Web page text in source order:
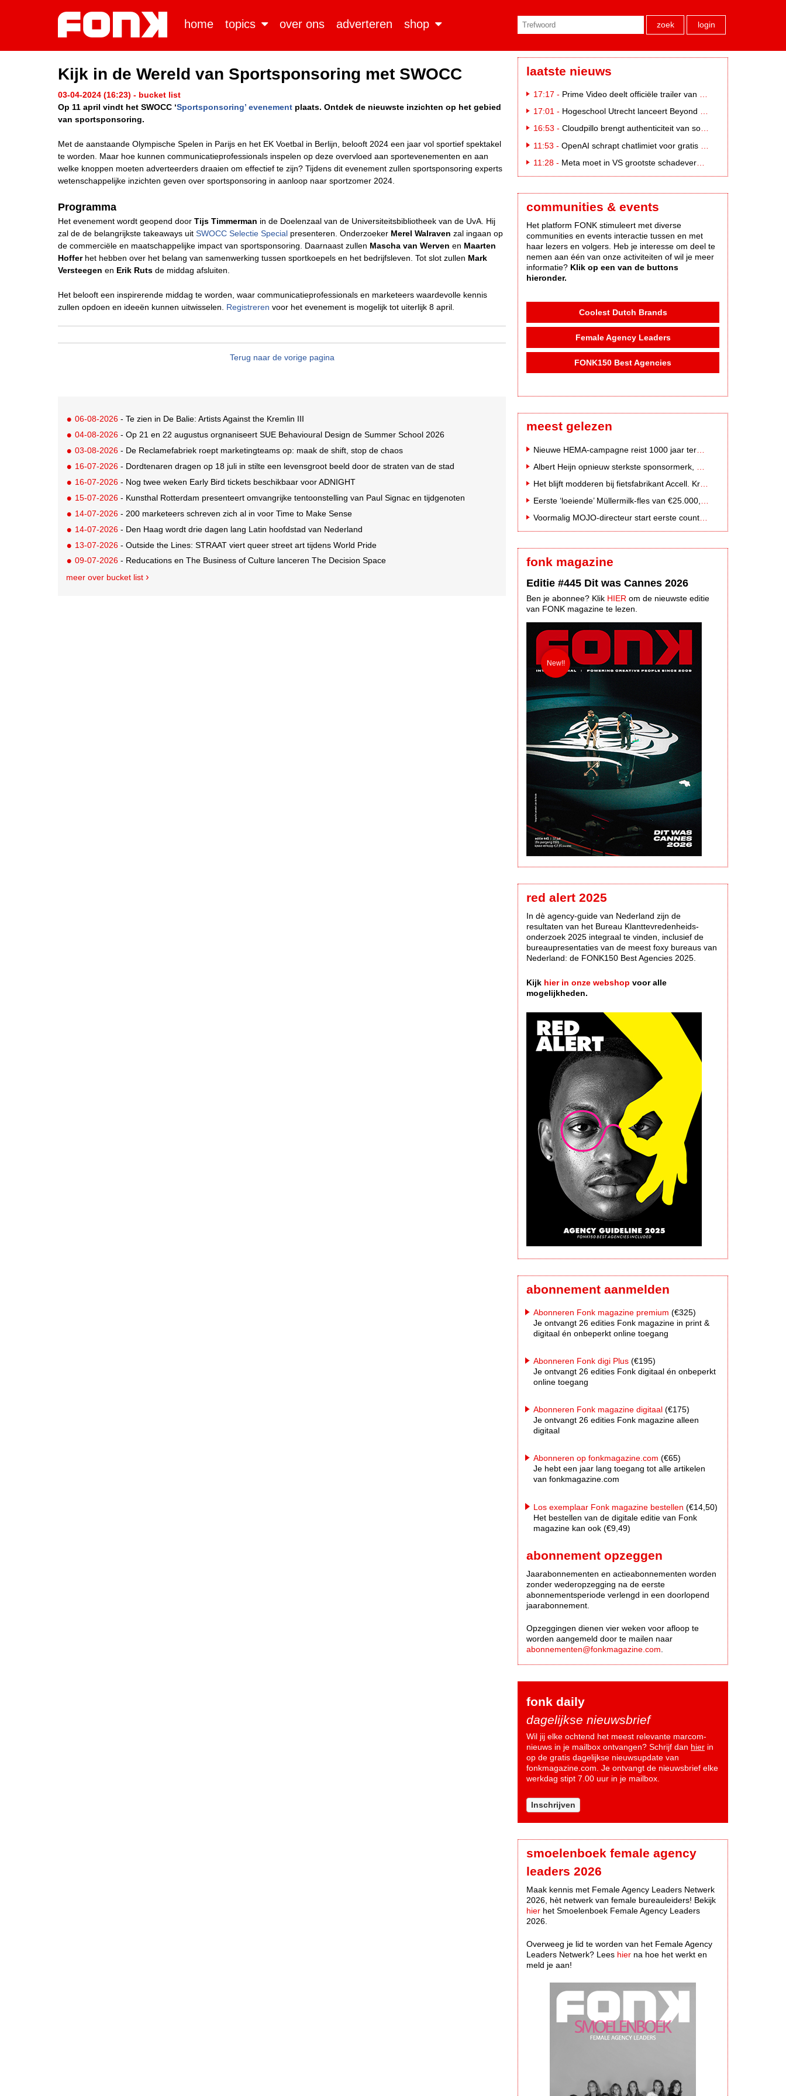
home topics over ons adverteren shop zoek login
Kijk in de Wereld van Sportsponsoring met SWOCC
03-04-2024 (16:23) - bucket list
Op 11 april vindt het SWOCC ‘Sportsponsoring’ evenement plaats. Ontdek de nieuwste inzichten op het gebied
van sportsponsoring.
Met de aanstaande Olympische Spelen in Parijs en het EK Voetbal in Berlijn, belooft 2024 een jaar vol sportief spektakel
te worden. Maar hoe kunnen communicatieprofessionals inspelen op deze overvloed aan sportevenementen en aan
welke knoppen moeten adverteerders draaien om effectief te zijn? Tijdens dit evenement zullen sportsponsoring experts
wetenschappelijke inzichten geven over sportsponsoring in aanloop naar sportzomer 2024.
Programma
Het evenement wordt geopend door Tijs Timmerman in de Doelenzaal van de Universiteitsbibliotheek van de UvA. Hij
zal de de belangrijkste takeaways uit SWOCC Selectie Special presenteren. Onderzoeker Merel Walraven zal ingaan op
de commerciële en maatschappelijke impact van sportsponsoring. Daarnaast zullen Mascha van Werven en Maarten
Hoffer het hebben over het belang van samenwerking tussen sportkoepels en het bedrijfsleven. Tot slot zullen Mark
Versteegen en Erik Ruts de middag afsluiten.
Het belooft een inspirerende middag te worden, waar communicatieprofessionals en marketeers waardevolle kennis
zullen opdoen en ideeën kunnen uitwisselen. Registreren voor het evenement is mogelijk tot uiterlijk 8 april.
Terug naar de vorige pagina
06-08-2026 - Te zien in De Balie: Artists Against the Kremlin III
04-08-2026 - Op 21 en 22 augustus orgnaniseert SUE Behavioural Design de Summer School 2026
03-08-2026 - De Reclamefabriek roept marketingteams op: maak de shift, stop de chaos
16-07-2026 - Dordtenaren dragen op 18 juli in stilte een levensgroot beeld door de straten van de stad
16-07-2026 - Nog twee weken Early Bird tickets beschikbaar voor ADNIGHT
15-07-2026 - Kunsthal Rotterdam presenteert omvangrijke tentoonstelling van Paul Signac en tijdgenoten
14-07-2026 - 200 marketeers schreven zich al in voor Time to Make Sense
14-07-2026 - Den Haag wordt drie dagen lang Latin hoofdstad van Nederland
13-07-2026 - Outside the Lines: STRAAT viert queer street art tijdens World Pride
09-07-2026 - Reducations en The Business of Culture lanceren The Decision Space
meer over bucket list
laatste nieuws
17:17 - Prime Video deelt officiële trailer van L*VE KLEINE
17:01 - Hogeschool Utrecht lanceert Beyond Campus binnen International Creative Business
16:53 - Cloudpillo brengt authenticiteit van social naar tv
11:53 - OpenAI schrapt chatlimiet voor gratis ChatGPT-gebruikers
11:28 - Meta moet in VS grootste schadevergoeding ooit betalen: 567 miljoen dollar
communities & events
Het platform FONK stimuleert met diverse
communities en events interactie tussen en met
haar lezers en volgers. Heb je interesse om deel te
nemen aan één van onze activiteiten of wil je meer
informatie? Klik op een van de buttons
hieronder.
Coolest Dutch Brands
Female Agency Leaders
FONK150 Best Agencies
meest gelezen
Voormalig MOJO-directeur start eerste country radiozender van Nederland
fonk magazine
Editie #445 Dit was Cannes 2026
Ben je abonnee? Klik HIER om de nieuwste editie
van FONK magazine te lezen.
red alert 2025
In dè agency-guide van Nederland zijn de
resultaten van het Bureau Klanttevredenheids-
onderzoek 2025 integraal te vinden, inclusief de
bureaupresentaties van de meest foxy bureaus van
Nederland: de FONK150 Best Agencies 2025.
Kijk hier in onze webshop voor alle
mogelijkheden.
abonnement aanmelden
Abonneren Fonk magazine premium (€325)
Je ontvangt 26 edities Fonk magazine in print &
digitaal én onbeperkt online toegang
Abonneren Fonk digi Plus (€195)
Je ontvangt 26 edities Fonk digitaal én onbeperkt
online toegang
Abonneren Fonk magazine digitaal (€175)
Je ontvangt 26 edities Fonk magazine alleen
digitaal
Abonneren op fonkmagazine.com (€65)
Je hebt een jaar lang toegang tot alle artikelen
van fonkmagazine.com
Los exemplaar Fonk magazine bestellen (€14,50)
Het bestellen van de digitale editie van Fonk
magazine kan ook (€9,49)
abonnement opzeggen
Jaarabonnementen en actieabonnementen worden
zonder wederopzegging na de eerste
abonnementsperiode verlengd in een doorlopend
jaarabonnement.
Opzeggingen dienen vier weken voor afloop te
worden aangemeld door te mailen naar
abonnementen@fonkmagazine.com
fonk daily
dagelijkse nieuwsbrief
Wil jij elke ochtend het meest relevante marcom-
nieuws in je mailbox ontvangen? Schrijf dan hier in
op de gratis dagelijkse nieuwsupdate van
fonkmagazine.com. Je ontvangt de nieuwsbrief elke
werkdag stipt 7.00 uur in je mailbox.
Inschrijven
smoelenboek female agency
leaders 2026
Maak kennis met Female Agency Leaders Netwerk
2026, hèt netwerk van female bureauleiders! Bekijk
hier het Smoelenboek Female Agency Leaders
2026.
Overweeg je lid te worden van het Female Agency
Leaders Netwerk? Lees hier na hoe het werkt en
meld je aan!